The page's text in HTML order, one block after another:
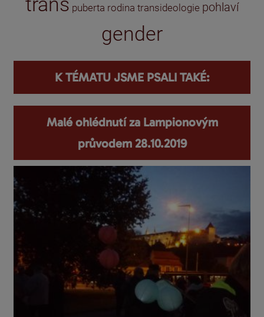
puberta rodina transideologie pohlaví
gender
K TÉMATU JSME PSALI TAKÉ:
Malé ohlédnutí za Lampionovým
průvodem 28.10.2019